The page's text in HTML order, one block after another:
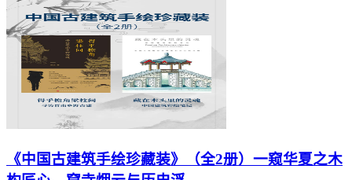
《中国古建筑手绘珍藏装》（全2册）一窥华夏之木